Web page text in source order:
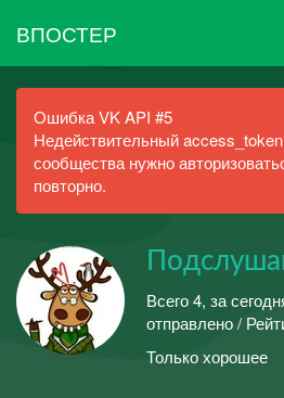
ВПОСТЕР
Ошибка VK API #5
Недействительный
сообщества нужно
повторно.
Всего 4, за
отправлено /
Только хорошее